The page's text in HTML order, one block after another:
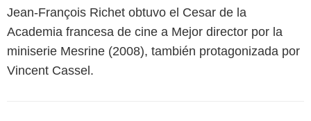
Jean-François Richet obtuvo el Cesar de la
Academia francesa de cine a Mejor director por la
miniserie Mesrine (2008), también protagonizada por
Vincent Cassel.